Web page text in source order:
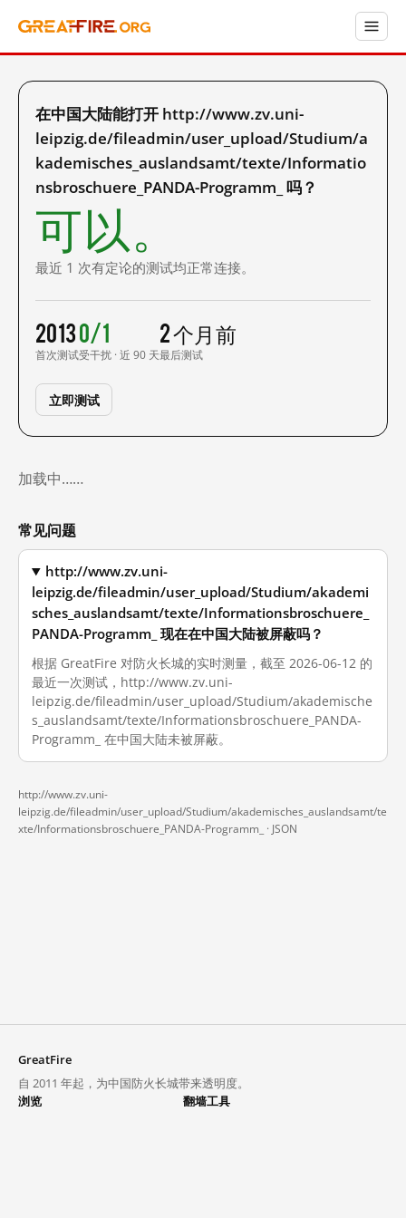
在中国大陆能打开 http://www.zv.uni-
leipzig.de/fileadmin/user_upload/Studium/a
kademisches_auslandsamt/texte/Informatio
nsbroschuere_PANDA-Programm_ 吗？
可以。
最近 1 次有定论的测试均正常连接。
2013
首次测试
0/1
受干扰 · 近 90 天
2 个月前
最后测试
立即测试
加载中……
常见问题
http://www.zv.uni-
leipzig.de/fileadmin/user_upload/Studium/akademi
sches_auslandsamt/texte/Informationsbroschuere_
PANDA-Programm_ 现在在中国大陆被屏蔽吗？
根据 GreatFire 对防火长城的实时测量，截至 2026-06-12 的
最近一次测试，http://www.zv.uni-
leipzig.de/fileadmin/user_upload/Studium/akademische
s_auslandsamt/texte/Informationsbroschuere_PANDA-
Programm_ 在中国大陆未被屏蔽。
http://www.zv.uni-
leipzig.de/fileadmin/user_upload/Studium/akademisches_auslandsamt/te
xte/Informationsbroschuere_PANDA-Programm_ · JSON
GreatFire
自 2011 年起，为中国防火长城带来透明度。
浏览
翻墙工具